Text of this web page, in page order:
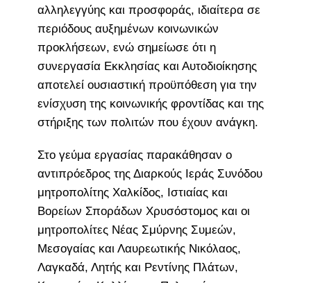
αλληλεγγύης και προσφοράς, ιδιαίτερα σε
περιόδους αυξημένων κοινωνικών
προκλήσεων, ενώ σημείωσε ότι η
συνεργασία Εκκλησίας και Αυτοδιοίκησης
αποτελεί ουσιαστική προϋπόθεση για την
ενίσχυση της κοινωνικής φροντίδας και της
στήριξης των πολιτών που έχουν ανάγκη.
Στο γεύμα εργασίας παρακάθησαν ο
αντιπρόεδρος της Διαρκούς Ιεράς Συνόδου
μητροπολίτης Χαλκίδος, Ιστιαίας και
Βορείων Σποράδων Χρυσόστομος και οι
μητροπολίτες Νέας Σμύρνης Συμεών,
Μεσογαίας και Λαυρεωτικής Νικόλαος,
Λαγκαδά, Λητής και Ρεντίνης Πλάτων,